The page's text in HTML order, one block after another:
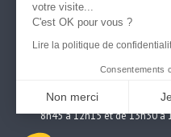
CRÉDITS
POLITIQUE DE
39, rue du 14 juillet
Tél : 0800 409 209 –
Heures d’ouverture du lundi
8h45 à 12h15 et de 13h30 à
votre visite...
C'est OK pour vous ?
Lire la politique de
Consentements
Non merci
Axeptio consent
Plateforme de Gestion du